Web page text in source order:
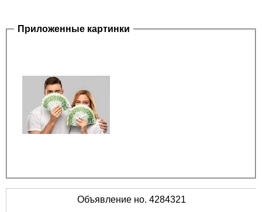
Приложенные картинки
Объявление но. 4284321